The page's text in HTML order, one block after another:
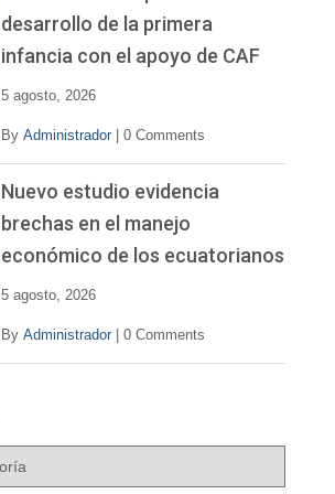
desarrollo de la primera
infancia con el apoyo de CAF
5 agosto, 2026
By Administrador 0 Comments
Nuevo estudio evidencia
brechas en el manejo
económico de los ecuatorianos
5 agosto, 2026
By Administrador 0 Comments